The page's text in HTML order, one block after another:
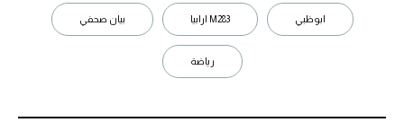
ابوظبي M283 ارابيا بيان صحفي
رياضة